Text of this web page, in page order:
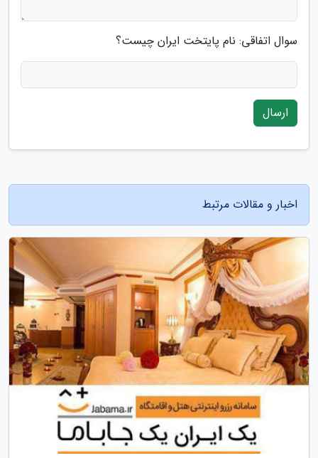
سوال اتفاقی: نام پایتخت ایران چیست؟
ارسال
اخبار و مقالات مرتبط